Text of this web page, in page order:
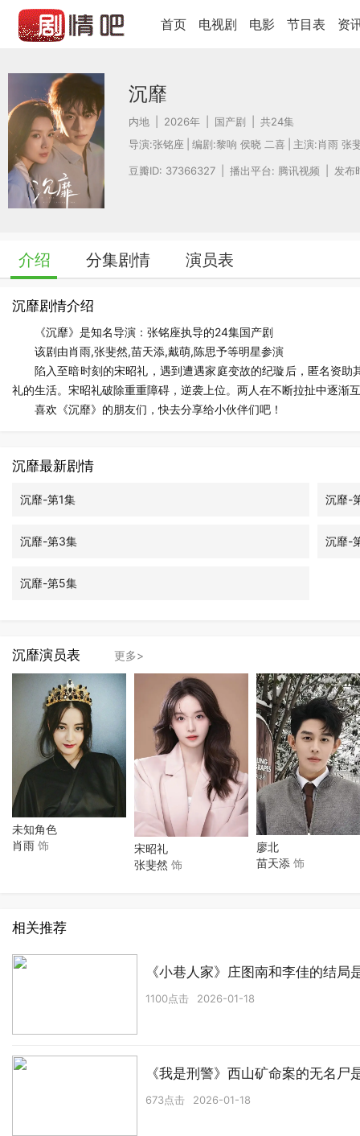
首页 电视剧 电影 节目表 资
沉靡
内地 2026年 国产剧
共24集
导演:张铭座 编剧:黎响 侯晓 二喜 主演:肖雨 张
豆瓣ID: 37366327 播出平台: 腾讯视频 发
介绍 分集剧情 演员表
沉靡剧情介绍
《沉靡》是知名导演：张铭座执导的24集国产剧
该剧由肖雨,张斐然,苗天添,戴萌,陈思予等明星参演
陷入至暗时刻的宋昭礼，遇到遭遇家庭变故的纪璇后，匿名资
礼的生活。宋昭礼破除重重障碍，逆袭上位。两人在不断拉扯中逐渐
喜欢《沉靡》的朋友们，快去分享给小伙伴们吧！
沉靡最新剧情
沉靡-第1集 沉靡-
沉靡-第3集 沉靡-
沉靡-第5集
沉靡演员表 更多>
未知角色
肖雨 饰
宋昭礼
张斐然 饰
廖北
苗天添 饰
相关推荐
《小巷人家》庄图南和李佳的结局
1100点击 2026-01-18
《我是刑警》西山矿命案的无名尸
673点击 2026-01-18